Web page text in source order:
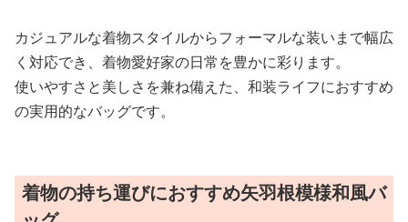
カジュアルな着物スタイルからフォーマルな装いまで幅広
く対応でき、着物愛好家の日常を豊かに彩ります。
使いやすさと美しさを兼ね備えた、和装ライフにおすすめ
の実用的なバッグです。
着物の持ち運びにおすすめ矢羽根模様和風バ